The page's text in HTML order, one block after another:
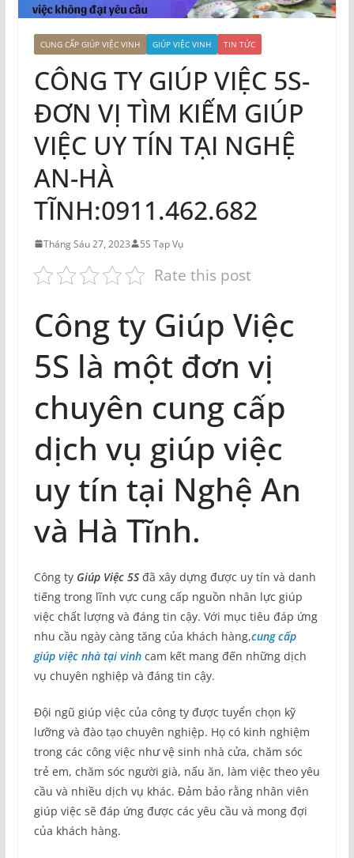
CUNG CẤP GIÚP VIỆC VINH GIÚP VIỆC VINH TIN TỨC
CÔNG TY GIÚP VIỆC 5S-
ĐƠN VỊ TÌM KIẾM GIÚP
VIỆC UY TÍN TẠI NGHỆ
AN-HÀ
TĨNH:0911.462.682
Tháng Sáu 27, 2023 5S Tạp Vụ
Rate this post
Công ty Giúp Việc
5S là một đơn vị
chuyên cung cấp
dịch vụ giúp việc
uy tín tại Nghệ An
và Hà Tĩnh.
Công ty Giúp Việc 5Sđã xây dựng được uy tín và danh
tiếng trong lĩnh vực cung cấp nguồn nhân lực giúp
việc chất lượng và đáng tin cậy. Với mục tiêu đáp ứng
nhu cầu ngày càng tăng của khách hàng,cung cấp
giúp việc nhà tại vinhcam kết mang đến những dịch
vụ chuyên nghiệp và đáng tin cậy.
Đội ngũ giúp việc của công ty được tuyển chọn kỹ
lưỡng và đào tạo chuyên nghiệp. Họ có kinh nghiệm
trong các công việc như vệ sinh nhà cửa, chăm sóc
trẻ em, chăm sóc người già, nấu ăn, làm việc theo yêu
cầu và nhiều dịch vụ khác. Đảm bảo rằng nhân viên
giúp việc sẽ đáp ứng được các yêu cầu và mong đợi
của khách hàng.